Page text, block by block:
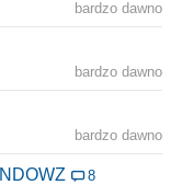
bardzo dawno
bardzo dawno
bardzo dawno
8